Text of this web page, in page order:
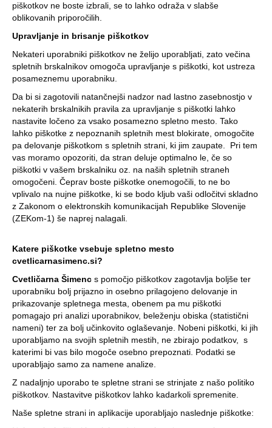
piškotkov ne boste izbrali, se to lahko odraža v slabše
oblikovanih priporočilih.
Upravljanje in brisanje piškotkov
Nekateri uporabniki piškotkov ne želijo uporabljati, zato večina
spletnih brskalnikov omogoča upravljanje s piškotki, kot ustreza
posameznemu uporabniku.
Da bi si zagotovili natančnejši nadzor nad lastno zasebnostjo v
nekaterih brskalnikih pravila za upravljanje s piškotki lahko
nastavite ločeno za vsako posamezno spletno mesto. Tako
lahko piškotke z nepoznanih spletnih mest blokirate, omogočite
pa delovanje piškotkom s spletnih strani, ki jim zaupate. Pri tem
vas moramo opozoriti, da stran deluje optimalno le, če so
piškotki v vašem brskalniku oz. na naših spletnih straneh
omogočeni. Čeprav boste piškotke onemogočili, to ne bo
vplivalo na nujne piškotke, ki se bodo kljub vaši odločitvi skladno
z Zakonom o elektronskih komunikacijah Republike Slovenije
(ZEKom-1) še naprej nalagali.
Katere piškotke vsebuje spletno mesto
cvetlicarnasimenc.si?
Cvetličarna Šimenc s pomočjo piškotkov zagotavlja boljše ter
uporabniku bolj prijazno in osebno prilagojeno delovanje in
prikazovanje spletnega mesta, obenem pa mu piškotki
pomagajo pri analizi uporabnikov, beleženju obiska (statistični
nameni) ter za bolj učinkovito oglaševanje. Nobeni piškotki, ki jih
uporabljamo na svojih spletnih mestih, ne zbirajo podatkov, s
katerimi bi vas bilo mogoče osebno prepoznati. Podatki se
uporabljajo samo za namene analize.
Z nadaljnjo uporabo te spletne strani se strinjate z našo politiko
piškotkov. Nastavitve piškotkov lahko kadarkoli spremenite.
Naše spletne strani in aplikacije uporabljajo naslednje piškotke: